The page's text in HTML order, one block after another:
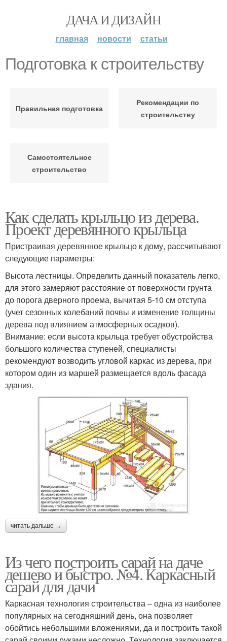
ДАЧА И ДИЗАЙН
главная новости статьи
Подготовка к строительству
Правильная подготовка
Рекомендации по
строительству
Самостоятельное
строительство
Как сделать крыльцо из дерева.
Проект деревянного крыльца
Пристраивая деревянное крыльцо к дому, рассчитывают
следующие параметры:
Высота лестницы. Определить данный показатель легко,
для этого замеряют расстояние от поверхности грунта
до порога дверного проема, вычитая 5-10 см отступа
(учет сезонных колебаний почвы и изменение толщины
дерева под влиянием атмосферных осадков).
Внимание: если высота крыльца требует обустройства
большого количества ступеней, специалисты
рекомендуют возводить угловой каркас из дерева, при
котором один из маршей размещается вдоль фасада
здания.
читать дальше →
Из чего построить сарай на даче
дешево и быстро. №4. Каркасный
сарай для дачи
Каркасная технология строительства – одна из наиболее
популярных на сегодняшний день, она позволяет
обойтись небольшими вложениями, да и построить такой